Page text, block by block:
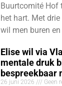
Buurtcomité Hof
het hart. Met
wil men buren en
Elise wil via
mentale druk
bespreekbaar
26 juni 2026 Geen